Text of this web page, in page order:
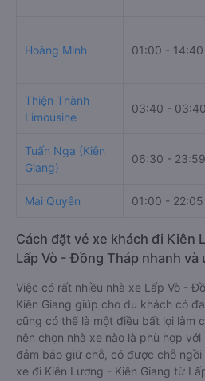
Hoàng Minh 01:00 - 14:40
Thiện Thành
Limousine
03:40 - 03:40
Tuấn Nga (Kiên
Giang)
06:30 - 23:59
Mai Quyên 01:00 - 22:05
Cách đặt vé xe khách đi Kiên
Lấp Vò - Đồng Tháp nhanh và
Việc có rất nhiều nhà xe Lấp Vò -
Kiên Giang giúp cho du khách có
cũng có thể là một điều bất lợi làm
nên chọn nhà xe nào là phù hợp
đảm bảo giữ chỗ, có được chỗ
xe đi Kiên Lương - Kiên Giang từ